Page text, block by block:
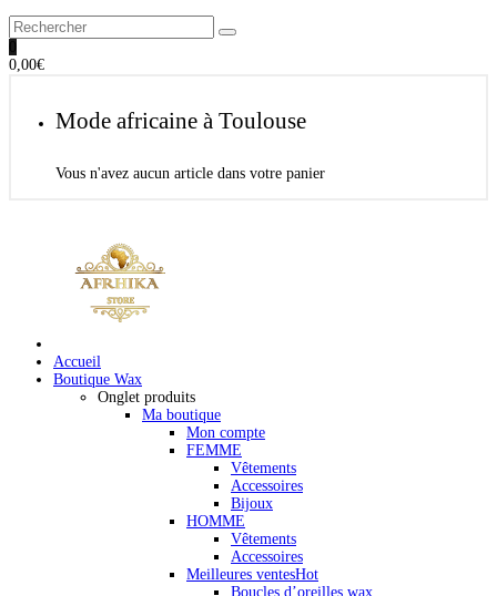
0
0,00€
Mode africaine à Toulouse
Vous n'avez aucun article dans votre panier
Accueil
Boutique Wax
Onglet produits
Ma boutique
Mon compte
FEMME
Vêtements
Accessoires
Bijoux
HOMME
Vêtements
Accessoires
Meilleures ventesHot
Boucles d’oreilles wax